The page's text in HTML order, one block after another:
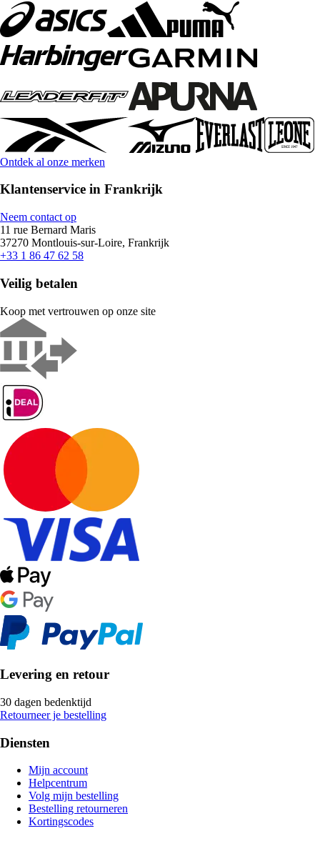
Ontdek al onze merken
Klantenservice in Frankrijk
Neem contact op
11 rue Bernard Maris
37270 Montlouis-sur-Loire, Frankrijk
+33 1 86 47 62 58
Veilig betalen
Koop met vertrouwen op onze site
Levering en retour
30 dagen bedenktijd
Retourneer je bestelling
Diensten
Mijn account
Helpcentrum
Volg mijn bestelling
Bestelling retourneren
Kortingscodes